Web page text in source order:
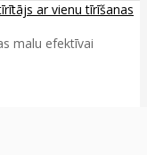
ar vienu tīrīšanas
malu efektīvai